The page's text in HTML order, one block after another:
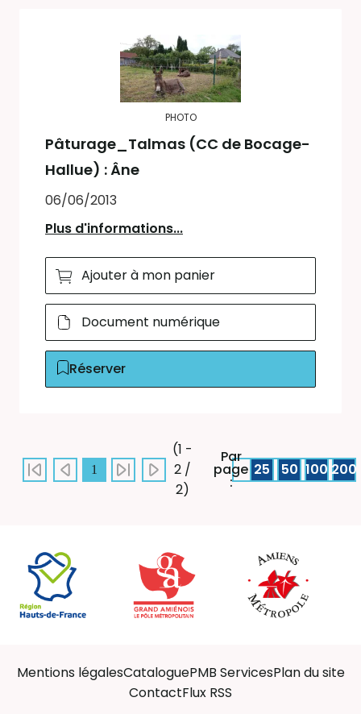
PHOTO
Pâturage_Talmas (CC de Bocage-
Hallue) : Âne
06/06/2013
Plus d'informations...
Ajouter à mon panier
Document numérique
Réserver
1
(1 -
2 /
2)
Par
page
:
25 50 100 200
Mentions légalesCataloguePMB ServicesPlan du site
ContactFlux RSS